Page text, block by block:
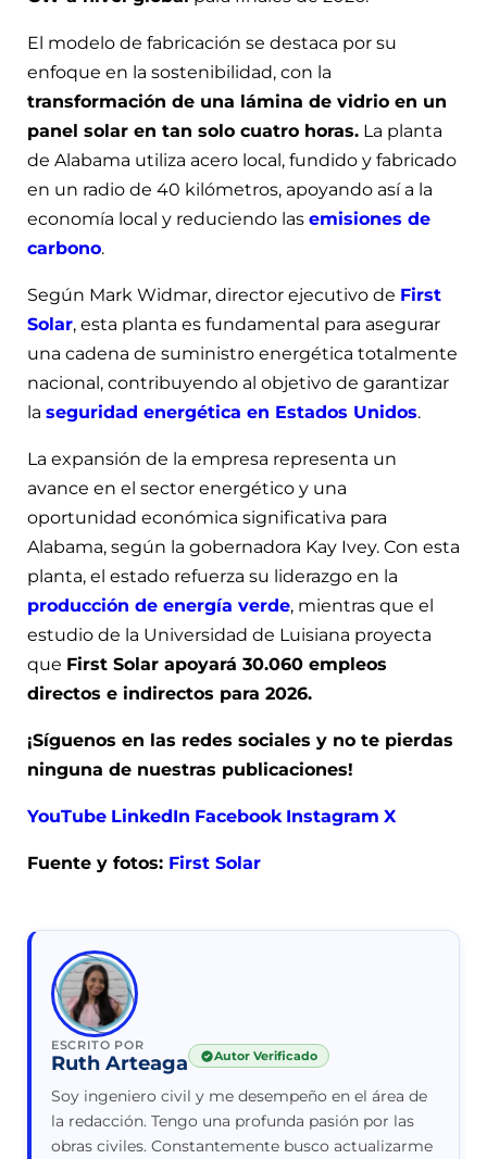
El modelo de fabricación se destaca por su
enfoque en la sostenibilidad, con la
transformación de una lámina de vidrio en un
panel solar en tan solo cuatro horas. La planta
de Alabama utiliza acero local, fundido y fabricado
en un radio de 40 kilómetros, apoyando así a la
economía local y reduciendo las emisiones de
carbono.
Según Mark Widmar, director ejecutivo de First
Solar, esta planta es fundamental para asegurar
una cadena de suministro energética totalmente
nacional, contribuyendo al objetivo de garantizar
la seguridad energética en Estados Unidos.
La expansión de la empresa representa un
avance en el sector energético y una
oportunidad económica significativa para
Alabama, según la gobernadora Kay Ivey. Con esta
planta, el estado refuerza su liderazgo en la
producción de energía verde, mientras que el
estudio de la Universidad de Luisiana proyecta
que First Solar apoyará 30.060 empleos
directos e indirectos para 2026.
¡Síguenos en las redes sociales y no te pierdas
ninguna de nuestras publicaciones!
YouTube LinkedIn Facebook Instagram X
Fuente y fotos: First Solar
ESCRITO POR
Ruth Arteaga Autor Verificado
Soy ingeniero civil y me desempeño en el área de
la redacción. Tengo una profunda pasión por las
obras civiles. Constantemente busco actualizarme